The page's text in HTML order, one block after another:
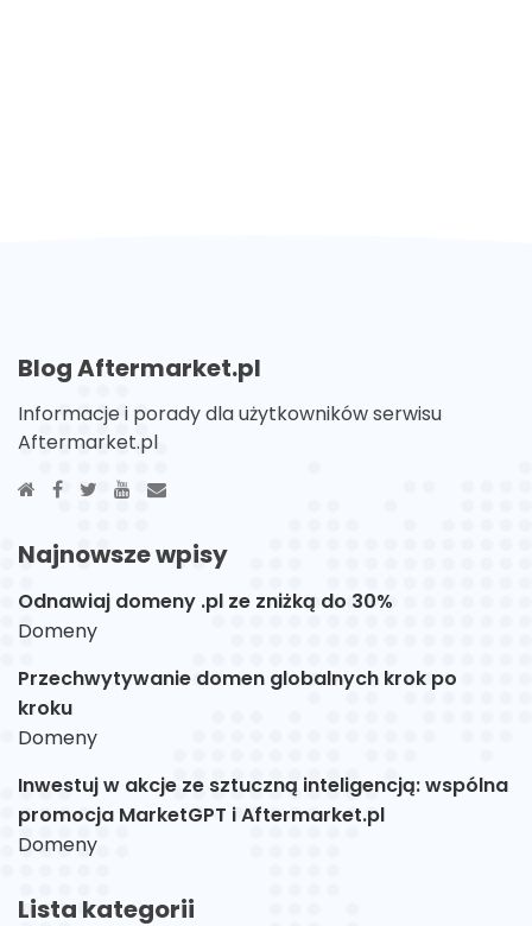
Blog Aftermarket.pl
Informacje i porady dla użytkowników serwisu
Aftermarket.pl
Najnowsze wpisy
Odnawiaj domeny .pl ze zniżką do 30%
Domeny
Przechwytywanie domen globalnych krok po
kroku
Domeny
Inwestuj w akcje ze sztuczną inteligencją: wspólna
promocja MarketGPT i Aftermarket.pl
Domeny
Lista kategorii